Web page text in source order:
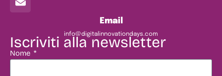
Email
info@digitalinnovationdays.com
Iscriviti alla newsletter
Nome